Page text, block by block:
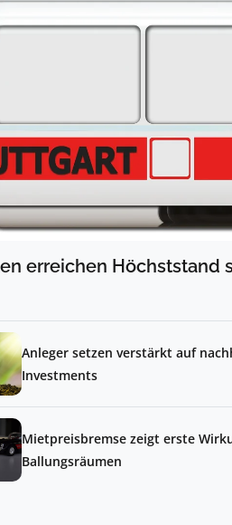
erreichen Höchststand
Anleger setzen verstärkt auf
Investments
Mietpreisbremse zeigt erste
Ballungsräumen